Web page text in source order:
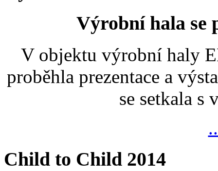
Výrobní hala
V objektu výrobní haly
proběhla prezentace a
se setkala s
Child to Child 2014